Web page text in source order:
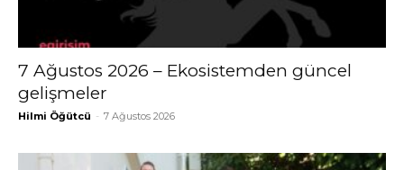
7 Ağustos 2026 – Ekosistemden güncel
gelişmeler
Hilmi Öğütcü - 7 Ağustos 2026